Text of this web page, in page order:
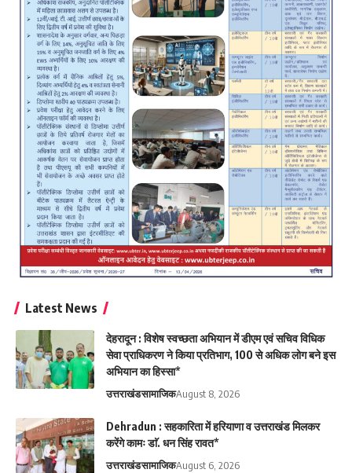
Latest News
देहरादून : विशेष स्वच्छता अभियान में डीएम एवं सचिव विधिक
सेवा प्राधिकरण ने किया प्रतिभाग, 100 से अधिक लोग बने इस
अभियान का हिस्सा*
उत्तराखंडसामाजिकAugust 8, 2026
Dehradun : सहकारिता में हरियाणा व उत्तराखंड मिलकर
करेंगे कामः डाॅ. धन सिंह रावत*
उत्तराखंडसामाजिकAugust 6, 2026